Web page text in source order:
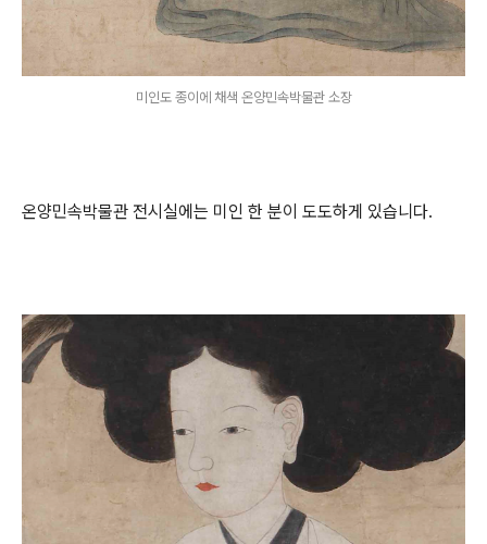
미인도 종이에 채색 온양민속박물관 소장
온양민속박물관 전시실에는 미인 한 분이 도도하게 있습니다.